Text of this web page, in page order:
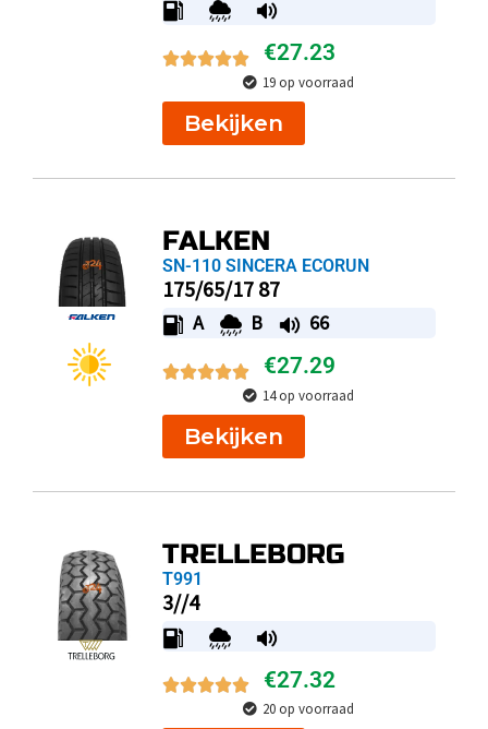
€27.23
19 op voorraad
Bekijken
FALKEN
SN-110 SINCERA ECORUN
175/65/17 87
A B 66
€27.29
14 op voorraad
Bekijken
TRELLEBORG
T991
3//4
€27.32
20 op voorraad